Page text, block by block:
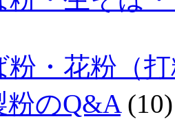
粉・花粉（
粉のQ&A (10)